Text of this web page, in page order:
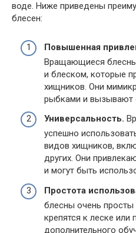
воде. Ниже приведены
блесен:
Повышенная
Вращающиеся
и блеском, которые
хищников. Они
рыбками и вызывают
Универсальность.
успешно
видов хищников,
других. Они
и могут быть
Простота
блесны очень просты
крепятся к леске или
дополнительного